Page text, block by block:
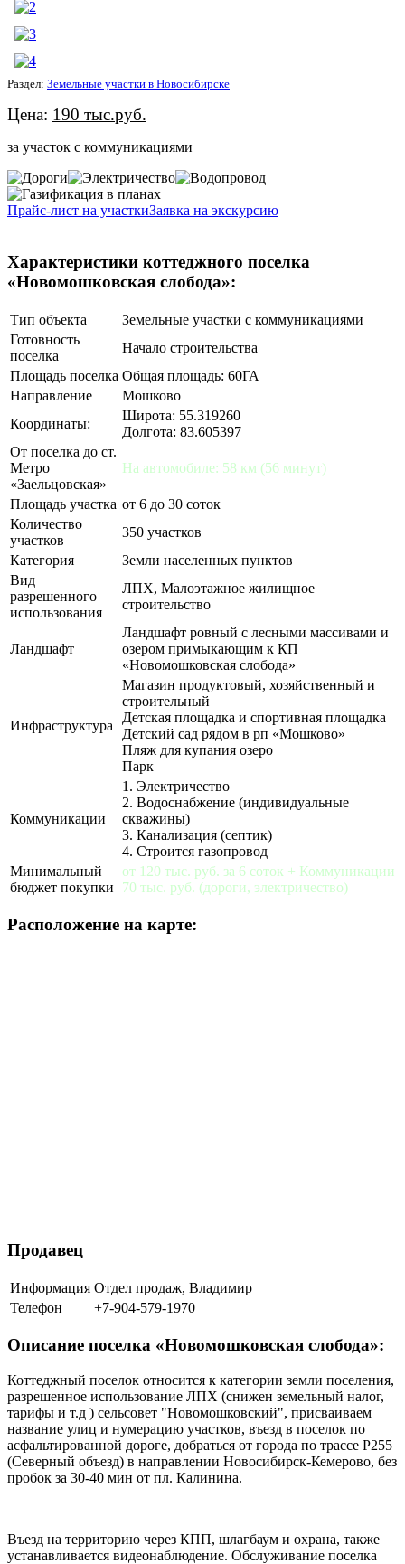
Раздел: Земельные участки в Новосибирске
Цена: 190 тыс.руб.
за участок с коммуникациями
Прайс-лист на участкиЗаявка на экскурсию
Характеристики коттеджного поселка
«Новомошковская слобода»:
Тип объекта
Земельные участки с коммуникациями
Готовность
поселка
Начало строительства
Площадь поселка Общая площадь: 60ГА
Направление
Мошково
Координаты:
Широта: 55.319260
Долгота: 83.605397
От поселка до ст.
Метро
«Заельцовская»
На автомобиле: 58 км (56 минут)
Площадь участка от 6 до 30 соток
Количество
участков
350 участков
Категория
Земли населенных пунктов
Вид
разрешенного
использования
ЛПХ, Малоэтажное жилищное
строительство
Ландшафт
Ландшафт ровный с лесными массивами и
озером примыкающим к КП
«Новомошковская слобода»
Инфраструктура
Магазин продуктовый, хозяйственный и
строительный
Детская площадка и спортивная площадка
Детский сад рядом в рп «Мошково»
Пляж для купания озеро
Парк
Коммуникации
1. Электричество
2. Водоснабжение (индивидуальные
скважины)
3. Канализация (септик)
4. Строится газопровод
Минимальный
бюджет покупки
от 120 тыс. руб. за 6 соток + Коммуникации
70 тыс. руб. (дороги, электричество)
Расположение на карте:
Продавец
Информация Отдел продаж, Владимир
Телефон
+7-904-579-1970
Описание поселка «Новомошковская слобода»:
Коттеджный поселок относится к категории земли поселения,
разрешенное использование ЛПХ (снижен земельный налог,
тарифы и т.д ) сельсовет "Новомошковский", присваиваем
название улиц и нумерацию участков, въезд в поселок по
асфальтированной дороге, добраться от города по трассе Р255
(Северный объезд) в направлении Новосибирск-Кемерово, без
пробок за 30-40 мин от пл. Калинина.
Въезд на территорию через КПП, шлагбаум и охрана, также
устанавливается видеонаблюдение. Обслуживание поселка